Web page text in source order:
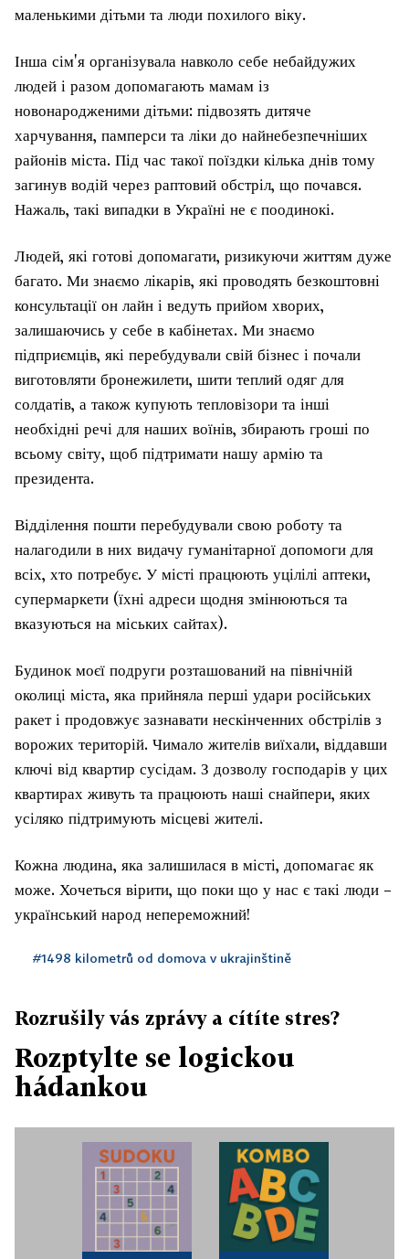
маленькими дітьми та люди похилого віку.
Інша сім'я організувала навколо себе небайдужих
людей і разом допомагають мамам із
новонародженими дітьми: підвозять дитяче
харчування, памперси та ліки до найнебезпечніших
районів міста. Під час такої поїздки кілька днів тому
загинув водій через раптовий обстріл, що почався.
Нажаль, такі випадки в Україні не є поодинокі.
Людей, які готові допомагати, ризикуючи життям дуже
багато. Ми знаємо лікарів, які проводять безкоштовні
консультації он лайн і ведуть прийом хворих,
залишаючись у себе в кабінетах. Ми знаємо
підприємців, які перебудували свій бізнес і почали
виготовляти бронежилети, шити теплий одяг для
солдатів, а також купують тепловізори та інші
необхідні речі для наших воїнів, збирають гроші по
всьому світу, щоб підтримати нашу армію та
президента.
Відділення пошти перебудували свою роботу та
налагодили в них видачу гуманітарної допомоги для
всіх, хто потребує. У місті працюють уцілілі аптеки,
супермаркети (їхні адреси щодня змінюються та
вказуються на міських сайтах).
Будинок моєї подруги розташований на північній
околиці міста, яка прийняла перші удари російських
ракет і продовжує зазнавати нескінченних обстрілів з
ворожих територій. Чимало жителів виїхали, віддавши
ключі від квартир сусідам. З дозволу господарів у цих
квартирах живуть та працюють наші снайпери, яких
усіляко підтримують місцеві жителі.
Кожна людина, яка залишилася в місті, допомагає як
може. Хочеться вірити, що поки що у нас є такі люди –
український народ непереможний!
#1498 kilometrů od domova v ukrajinštině
Rozrušily vás zprávy a cítíte stres?
Rozptylte se logickou
hádankou